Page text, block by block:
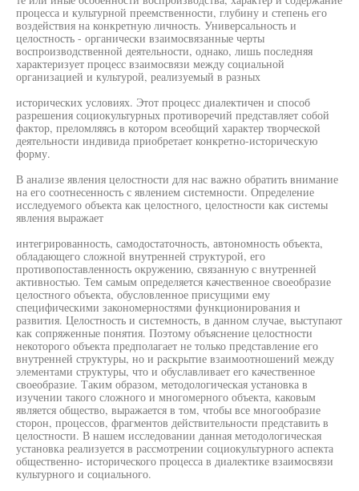
процесса и культурной преемственности, глубину и степень его
воздействия на конкретную личность. Универсальность и
целостность - органически взаимосвязанные черты
воспроизводственной деятельности, однако, лишь последняя
характеризует процесс взаимосвязи между социальной
организацией и культурой, реализуемый в разных
исторических условиях. Этот процесс диалектичен и способ
разрешения социокультурных противоречий представляет собой
фактор, преломляясь в котором всеобщий характер творческой
деятельности индивида приобретает конкретно-историческую
форму.
В анализе явления целостности для нас важно обратить внимание
на его соотнесенность с явлением системности. Определение
исследуемого объекта как целостного, целостности как системы
явления выражает
интегрированность, самодостаточность, автономность объекта,
обладающего сложной внутренней структурой, его
противопоставленность окружению, связанную с внутренней
активностью. Тем самым определяется качественное своеобразие
целостного объекта, обусловленное присущими ему
специфическими закономерностями функционирования и
развития. Целостность и системность, в данном случае, выступают
как сопряженные понятия. Поэтому объяснение целостности
некоторого объекта предполагает не только представление его
внутренней структуры, но и раскрытие взаимоотношений между
элементами структуры, что и обуславливает его качественное
своеобразие. Таким образом, методологическая установка в
изучении такого сложного и многомерного объекта, каковым
является общество, выражается в том, чтобы все многообразие
сторон, процессов, фрагментов действительности представить в
целостности. В нашем исследовании данная методологическая
установка реализуется в рассмотрении социокультурного аспекта
общественно- исторического процесса в диалектике взаимосвязи
культурного и социального.